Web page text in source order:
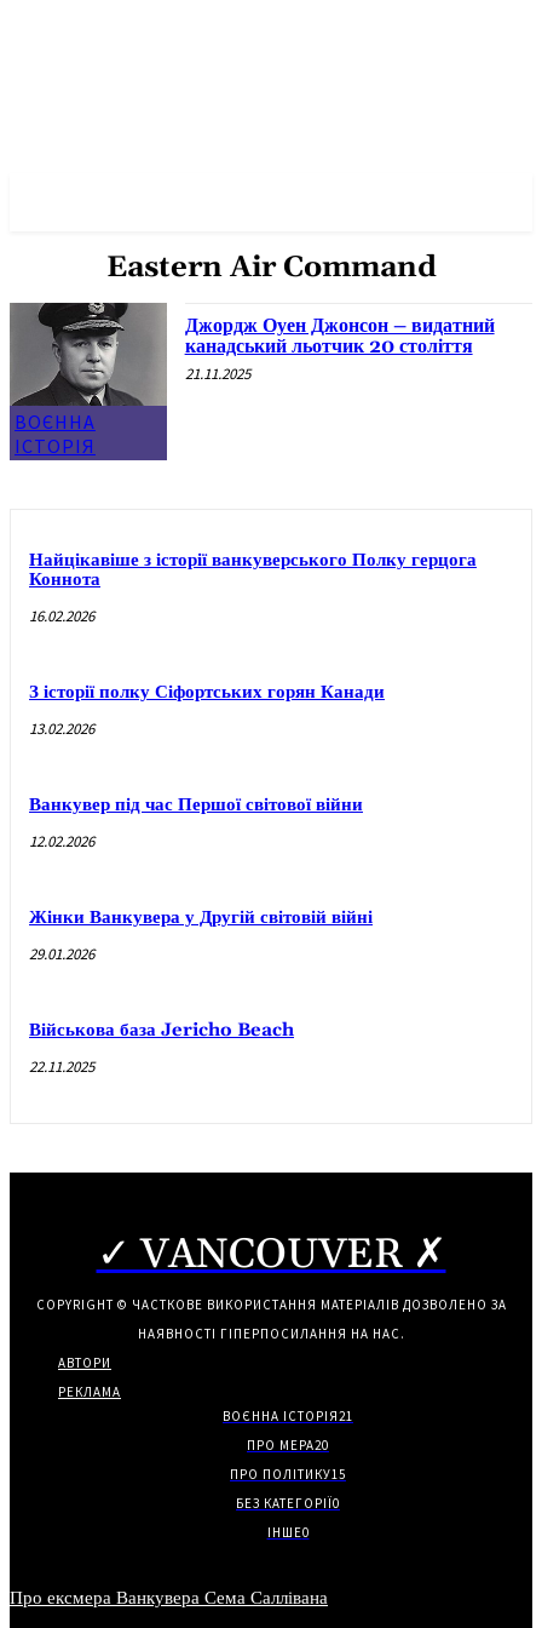
Eastern Air Command
ВОЄННА
ІСТОРІЯ
Джордж Оуен Джонсон – видатний
канадський льотчик 20 століття
21.11.2025
Найцікавіше з історії ванкуверського Полку герцога
Коннота
16.02.2026
З історії полку Сіфортських горян Канади
13.02.2026
Ванкувер під час Першої світової війни
12.02.2026
Жінки Ванкувера у Другій світовій війні
29.01.2026
Військова база Jericho Beach
22.11.2025
✓ VANCOUVER ✗
COPYRIGHT © ЧАСТКОВЕ ВИКОРИСТАННЯ МАТЕРІАЛІВ ДОЗВОЛЕНО ЗА
НАЯВНОСТІ ГІПЕРПОСИЛАННЯ НА НАС.
АВТОРИ
РЕКЛАМА
ВОЄННА ІСТОРІЯ21
ПРО МЕРА20
ПРО ПОЛІТИКУ15
БЕЗ КАТЕГОРІЇ0
ІНШЕ0
Про ексмера Ванкувера Сема Саллівана